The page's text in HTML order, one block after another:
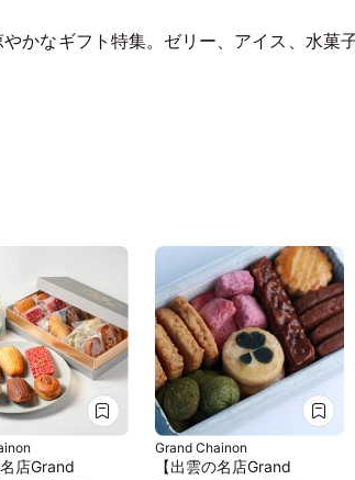
かなギフト特集。ゼリー、アイス、水菓
名店Grand
Grand Chainon
【出雲の名店Grand